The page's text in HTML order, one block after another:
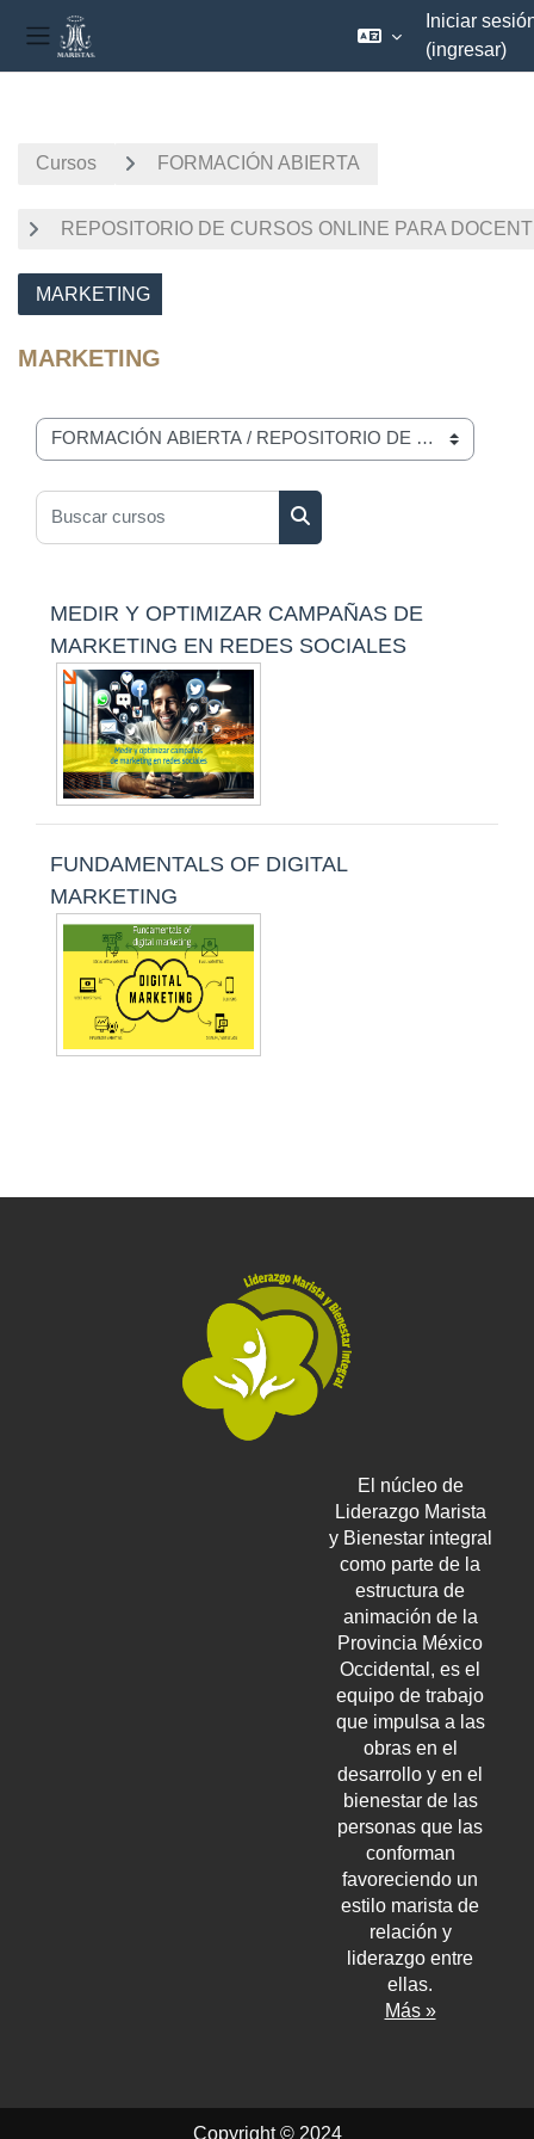
Pánel lateral
Iniciar
(ingresar)
Cursos FORMACIÓN ABIERTA
REPOSITORIO DE CURSOS ONLINE PARA
MARKETING
MARKETING
Categorías
Buscar cursos
Buscar cursos
MEDIR Y OPTIMIZAR CAMPAÑAS DE
MARKETING EN REDES SOCIALES
FUNDAMENTALS OF DIGITAL
MARKETING
El núcleo de
Liderazgo Marista
y Bienestar integral
como parte de la
estructura de
animación de la
Provincia México
Occidental, es el
equipo de trabajo
que impulsa a las
obras en el
desarrollo y en el
bienestar de las
personas que las
conforman
favoreciendo un
estilo marista de
relación y
liderazgo entre
ellas.
Más »
Copyright © 2024